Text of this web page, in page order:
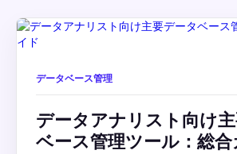
データベース管理
データアナリスト向け
ベース管理ツール：総